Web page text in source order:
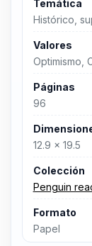
Temática
Histórico,
Valores
Optimismo,
Páginas
96
12.9 x 19.5
Colección
Penguin
Formato
Papel